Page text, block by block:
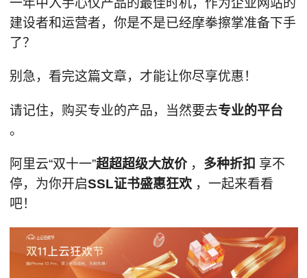
一年中入手心仪产品的最佳时机，作为企业网站的
建设者和运营者，你是不是已经摩拳擦掌准备下手
了？
别急，看完这篇文章，才能让你尽享优惠！
请记住，购买专业的产品，当然要去专业的平台
。
阿里云“双十一”超超超级大放价， 多种折扣 享不
停，为你开启SSL证书盛惠狂欢，一起来看看
吧！